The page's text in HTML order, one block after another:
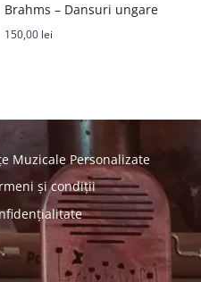
Brahms – Dansuri ungare
150,00 lei
Muzicale Personalizate
și condiții